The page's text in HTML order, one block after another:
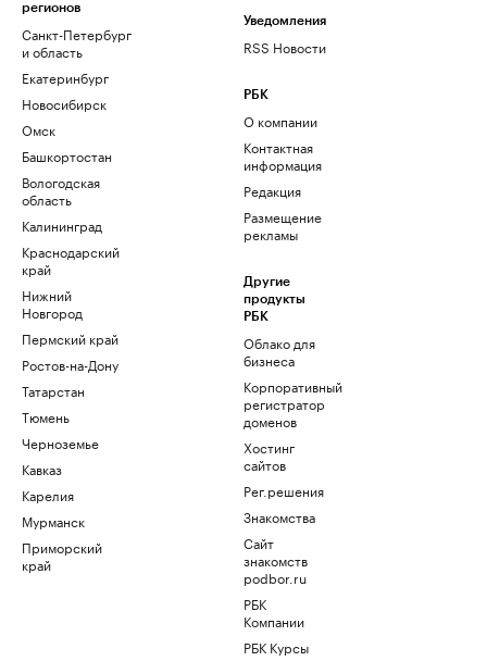
регионов
Санкт-Петербург
и область
Екатеринбург
Новосибирск
Омск
Башкортостан
Вологодская
область
Калининград
Краснодарский
край
Нижний
Новгород
Пермский край
Ростов-на-Дону
Татарстан
Тюмень
Черноземье
Кавказ
Карелия
Мурманск
Приморский
край
Уведомления
RSS Новости
РБК
О компании
Контактная
информация
Редакция
Размещение
рекламы
Другие
продукты
РБК
Облако для
бизнеса
Корпоративный
регистратор
доменов
Хостинг
сайтов
Рег.решения
Знакомства
Сайт
знакомств
podbor.ru
РБК
Компании
РБК Курсы